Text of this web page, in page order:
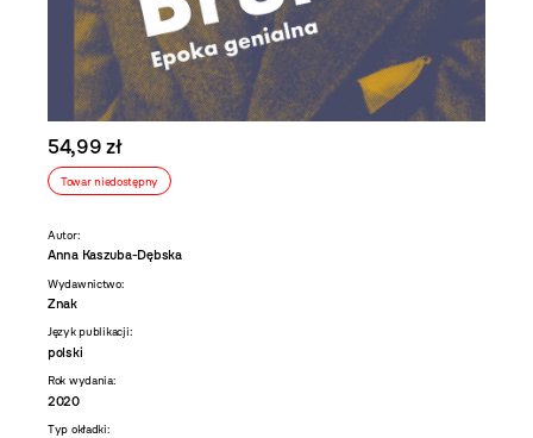
54,99 zł
Towar niedostępny
Autor:
Anna Kaszuba-Dębska
Wydawnictwo:
Znak
Język publikacji:
polski
Rok wydania:
2020
Typ okładki: